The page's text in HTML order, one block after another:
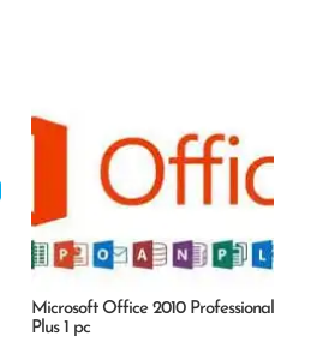
Microsoft Office 2010 Professional
Plus 1 pc